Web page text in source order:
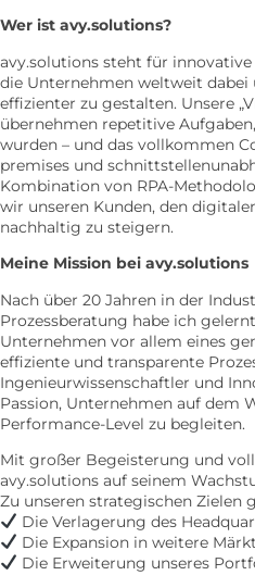
Wer ist avy.solutions?
avy.solutions steht für
die Unternehmen weltweit dabei
effizienter zu gestalten. Unsere
übernehmen repetitive
wurden – und das vollkommen
premises und
Kombination von RPA-
wir unseren Kunden, den
nachhaltig zu steigern.
Meine Mission bei avy.solutions
Nach über 20 Jahren in der
Prozessberatung habe ich
Unternehmen vor allem eines
effiziente und transparente
Ingenieurwissenschaftler und
Passion, Unternehmen auf dem
Performance-Level zu begleiten.
Mit großer Begeisterung und
avy.solutions auf seinem
Zu unseren strategischen Zielen
Die Verlagerung des
Die Expansion in weitere
Die Erweiterung unseres